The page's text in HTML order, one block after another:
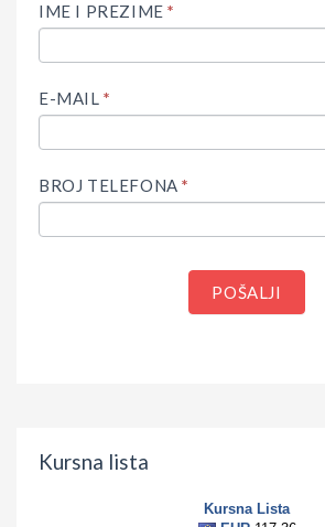
IME I PREZIME*
E-MAIL*
BROJ TELEFONA*
POŠALJI
Kursna lista